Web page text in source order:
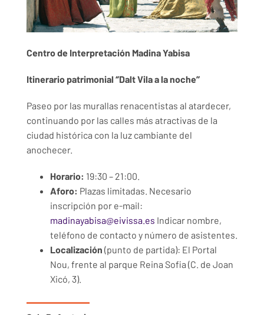
Centro de Interpretación Madina Yabisa
Itinerario patrimonial ‘’Dalt Vila a la noche’’
Paseo por las murallas renacentistas al atardecer,
continuando por las calles más atractivas de la
ciudad histórica con la luz cambiante del
anochecer.
Horario: 19:30 – 21:00.
Aforo: Plazas limitadas. Necesario
inscripción por e-mail:
madinayabisa@eivissa.es Indicar nombre,
teléfono de contacto y número de asistentes.
Localización (punto de partida): El Portal
Nou, frente al parque Reina Sofia (C. de Joan
Xicó, 3).